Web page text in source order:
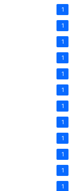
1
1
1
1
1
1
1
1
1
1
1
1